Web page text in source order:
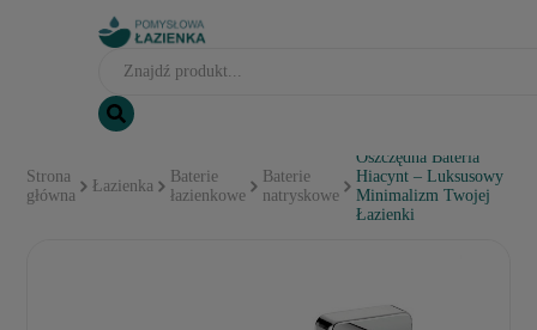
Strona
główna
Łazienka
Baterie
łazienkowe
Baterie
natryskowe
Oszczędna Bateria
Hiacynt – Luksusowy
Minimalizm Twojej
Łazienki